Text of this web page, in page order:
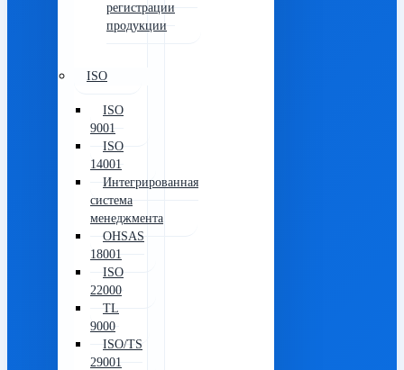
регистрации
продукции
ISO
ISO
9001
ISO
14001
Интегрированная
система
менеджмента
OHSAS
18001
ISO
22000
TL
9000
ISO/TS
29001